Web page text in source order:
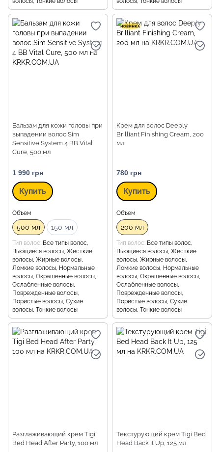
Бальзам для кожи головы при
выпадении волос Sim
Sensitive System 4 BB Vital
Cure, 500 мл
1 990 грн
Купить
Объем
500 мл 150 мл
Тип волос Все типы волос,
Вьющиеся волосы, Жесткие
волосы, Жирные волосы,
Ломкие волосы, Нормальные
волосы, Окрашенные волосы,
Ослабленные волосы,
Поврежденные волосы,
Пористые волосы, Сухие
волосы, Тонкие волосы
Крем для волос Deeply
Brilliant Finishing Cream, 200
мл
780 грн
Купить
Объем
200 мл
Тип волос Все типы волос,
Вьющиеся волосы, Жесткие
волосы, Жирные волосы,
Ломкие волосы, Нормальные
волосы, Окрашенные волосы,
Ослабленные волосы,
Поврежденные волосы,
Пористые волосы, Сухие
волосы, Тонкие волосы
Разглаживающий крем Tigi
Bed Head After Party, 100 мл
Текстурующий крем Tigi Bed
Head Back It Up, 125 мл